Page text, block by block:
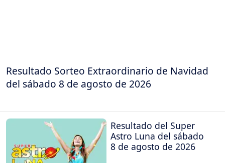
Resultado Sorteo Extraordinario de Navidad
del sábado 8 de agosto de 2026
Resultado del Super
Astro Luna del sábado
8 de agosto de 2026